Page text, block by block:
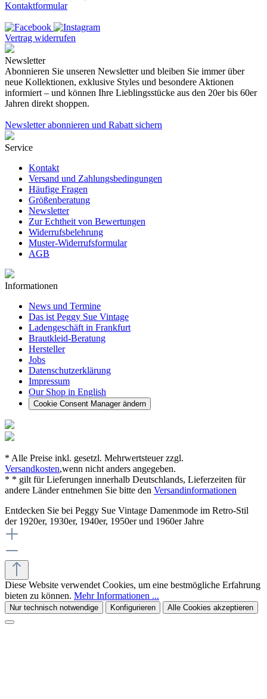
Kontaktformular
Vertrag widerrufen
Newsletter
Abonnieren Sie unseren Newsletter und bleiben Sie immer über
neue Kollektionen, exklusive Styles und besondere Aktionen
informiert – und können Ihre Lieblingsstücke aus den 20er bis 60er
Jahren direkt shoppen.
Newsletter abonnieren und Rabatt sichern
Service
Kontakt
Versand und Zahlungsbedingungen
Häufige Fragen
Größenberatung
Newsletter
Zur Echtheit von Bewertungen
Widerrufsbelehrung
Muster-Widerrufsformular
AGB
Informationen
News und Termine
Das ist Peggy Sue Vintage
Ladengeschäft in Frankfurt
Brautkleid-Beratung
Hersteller
Jobs
Datenschutzerklärung
Impressum
Our Shop in English
Cookie Consent Manager ändern
* Alle Preise inkl. gesetzl. Mehrwertsteuer zzgl.
Versandkosten,wenn nicht anders angegeben.
* * gilt für Lieferungen innerhalb Deutschlands, Lieferzeiten für
andere Länder entnehmen Sie bitte den Versandinformationen
Entdecken Sie bei Peggy Sue Vintage Damenmode im Retro-Stil
der 1920er, 1930er, 1940er, 1950er und 1960er Jahre
Diese Website verwendet Cookies, um eine bestmögliche Erfahrung
bieten zu können. Mehr Informationen ...
Nur technisch notwendige Konfigurieren Alle Cookies akzeptieren